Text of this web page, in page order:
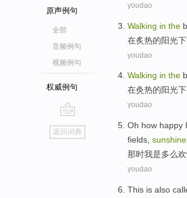
原声例句
全部
音频例句
视频例句
权威例句
go
top
返回词典
youdao
Walking in the
在炙热的阳光下
youdao
Walking in the
在灸热的阳光下
youdao
Oh how happy I
fields sunshine
那时我是多么
youdao
This is also